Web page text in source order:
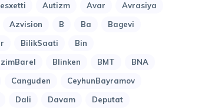
Autizm Avar
Avrasiya
Azvision B Ba
Bagevi
BilikSaati
Bin
Blinken BMT
BNA
Canguden
CeyhunBayramov
Dali Davam
Deputat